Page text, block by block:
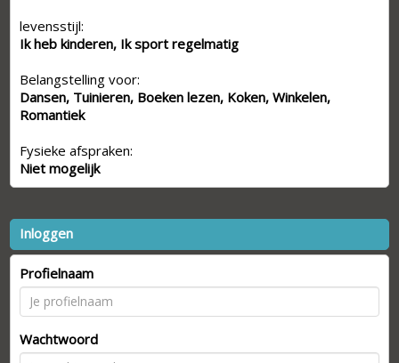
levensstijl:
Ik heb kinderen, Ik sport regelmatig
Belangstelling voor:
Dansen, Tuinieren, Boeken lezen, Koken, Winkelen,
Romantiek
Fysieke afspraken:
Niet mogelijk
Inloggen
Profielnaam
Wachtwoord